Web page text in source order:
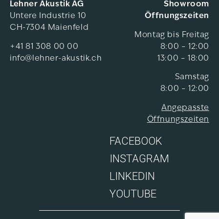
Grösse oder Möblierung. Ein Neodym-Motor
sorgt für kraftvolle Aussteuerung – für ein
Klangbild, das sich exakt an Deine Umgebung
anpasst.
Dank Ultra-Wideband-Technologie erkennt der
den Klang gezielt auf Dich aus. Der Sweetspot
ist immer da, wo sich Dein Smartphone
befindet. Sound, der Dir auf Schritt und Tritt
Gebündelt oder breit – Du entscheidest
Mit Beam Width Control wählst Du, ob der
Klang fokussiert direkt auf Dich gerichtet oder
Lehner Akustik AG
Untere Industrie 10
CH-7304 Maienfeld
+41 81 308 00 00
info@lehner-akustik.ch
Showroom
Öffnungszeiten
Montag bis Freitag
8:00 – 12:00
13:00 – 18:00
Samstag
8:00 – 12:00
Angepasste
Öffnungszeiten
FACEBOOK
INSTAGRAM
LINKEDIN
YOUTUBE